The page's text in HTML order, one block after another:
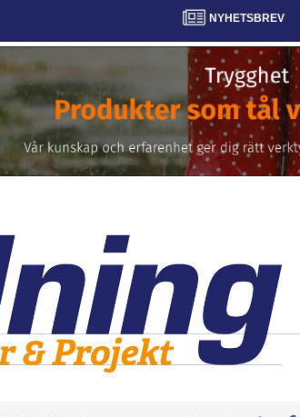
NYHETSBREV